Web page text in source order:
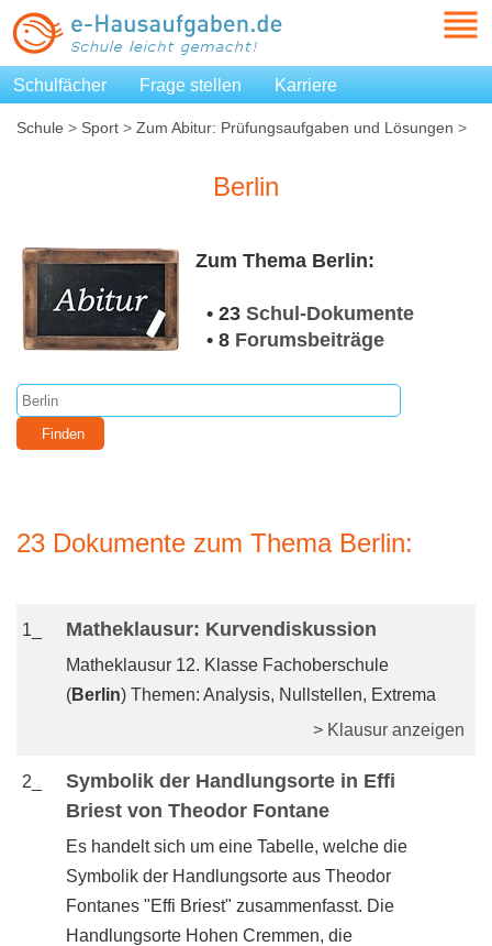
Schulfächer Frage stellen Karriere
Schule > Sport > Zum Abitur: Prüfungsaufgaben und Lösungen >
Berlin
Zum Thema Berlin:
• 23 Schul-Dokumente
• 8 Forumsbeiträge
23 Dokumente zum Thema Berlin:
1_ Matheklausur: Kurvendiskussion
Matheklausur 12. Klasse Fachoberschule
(Berlin) Themen: Analysis, Nullstellen, Extrema
> Klausur anzeigen
2_
Symbolik der Handlungsorte in Effi
Briest von Theodor Fontane
Es handelt sich um eine Tabelle, welche die
Symbolik der Handlungsorte aus Theodor
Fontanes "Effi Briest" zusammenfasst. Die
Handlungsorte Hohen Cremmen, die